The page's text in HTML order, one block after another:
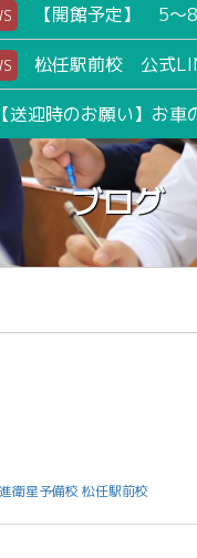
【開館予定】 5～
松任駅前校 公式
送迎時のお願い】お車
ブログ
衛星予備校 松任駅前校